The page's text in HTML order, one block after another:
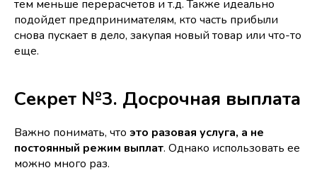
тем меньше перерасчетов и т.д. Также идеально
подойдет предпринимателям, кто часть прибыли
снова пускает в дело, закупая новый товар или что-то
еще.
Секрет №3. Досрочная выплата
Важно понимать, что это разовая услуга, а не
постоянный режим выплат. Однако использовать ее
можно много раз.